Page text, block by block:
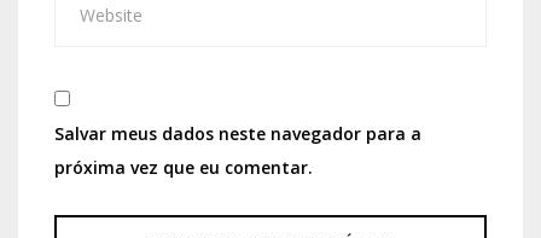
Salvar meus dados neste navegador para a
próxima vez que eu comentar.